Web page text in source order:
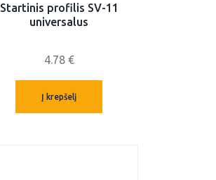
Startinis profilis SV-11
universalus
4.78 €
Į krepšelį